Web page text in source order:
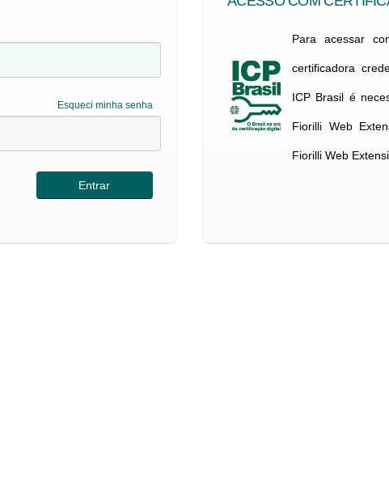
Esqueci minha senha
Para acessar
certificadora
ICP Brasil é
Fiorilli Web
Fiorilli Web